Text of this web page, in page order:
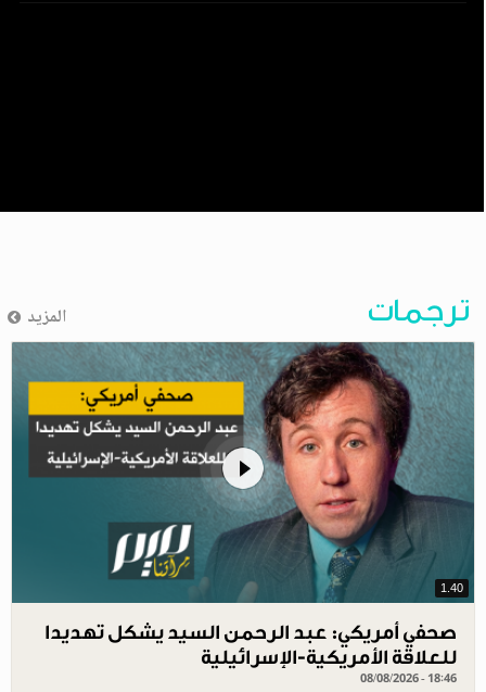
ترجمات المزيد
1.40
صحفي أمريكي: عبد الرحمن السيد يشكل تهديدا
للعلاقة الأمريكية-الإسرائيلية
08/08/2026 - 18:46